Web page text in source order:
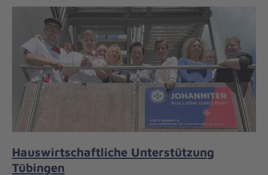
Hauswirtschaftliche Unterstützung
Tübingen